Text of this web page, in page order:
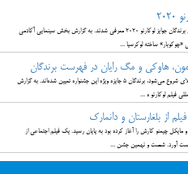
لوکرسیا مارتل، ماری الساندرینی و میگل گومز به عنوان برندگان جوایز لوکارنو ۲۰۲۰ معرفی شدند. به گزارش بخش سینمایی آکادمی
هاوکی و مگ رایان در فهرست برندگان
در حالی که جشنواره فیلم لوکارنو با پایان یافتن ماه جولای شروع می‌شود، برندگان ۵ جایزه ویژه این جشنواره تعیین شده‌اند. به گزارش
فیلم لوکارنو ه ...
از بلغارستان و دانمارک
مایکل چیمنو کارش را آغاز کرده بود به پایان رسید. یک فیلم اجتماعی از
دست آورد. شصت و نهمین جشن ...